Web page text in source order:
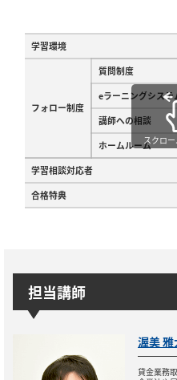
学習環境
フォロー制度
質問制度
eラーニングシステ
講師への相談
ホームルーム
学習相談対応者
合格特典
スクロ
担当講師
渥美 雅
貸金業務